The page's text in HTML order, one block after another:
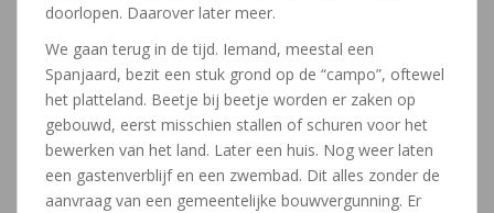
doorlopen. Daarover later meer.
We gaan terug in de tijd. Iemand, meestal een
Spanjaard, bezit een stuk grond op de “campo”, oftewel
het platteland. Beetje bij beetje worden er zaken op
gebouwd, eerst misschien stallen of schuren voor het
bewerken van het land. Later een huis. Nog weer laten
een gastenverblijf en een zwembad. Dit alles zonder de
aanvraag van een gemeentelijke bouwvergunning. Er